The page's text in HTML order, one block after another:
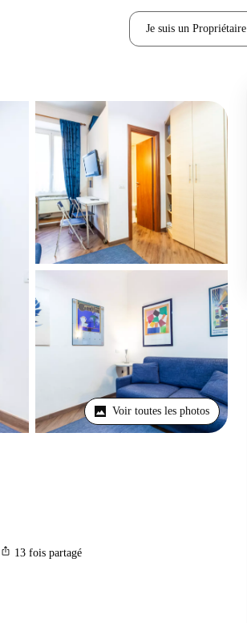
Je suis un Propriétaire
Voir toutes les photos
ios_share 13 fois partagé